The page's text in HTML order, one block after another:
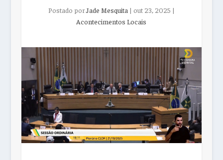
Postado porJade Mesquita | out 23, 2025 |
Acontecimentos Locais